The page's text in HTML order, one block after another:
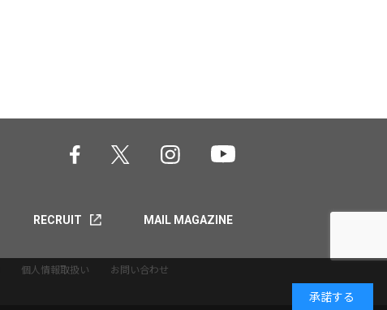
RECRUIT MAIL MAGAZINE
個人情報取扱い お問い合わせ
承諾する